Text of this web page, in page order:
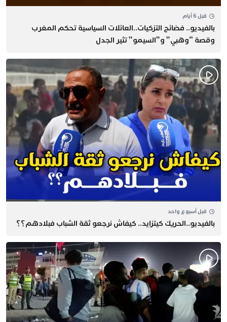
قبل 6 أيام
بالفيديو.. فضائح التزكيات..العائلات السياسية تحكم المغرب
وقصة “وهبي” و”السيمو” تثير الجدل
قبل أسبوع واحد
بالفيديو..الحريك كيتزايد.. كيفاش نرجعو ثقة الشباب فبلادهم؟؟